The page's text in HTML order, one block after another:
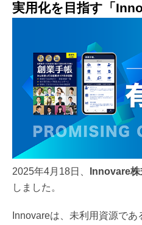
実用化を目指す「
2025年4月18日、 Innovare
しました。
Innovareは、未利用資源で